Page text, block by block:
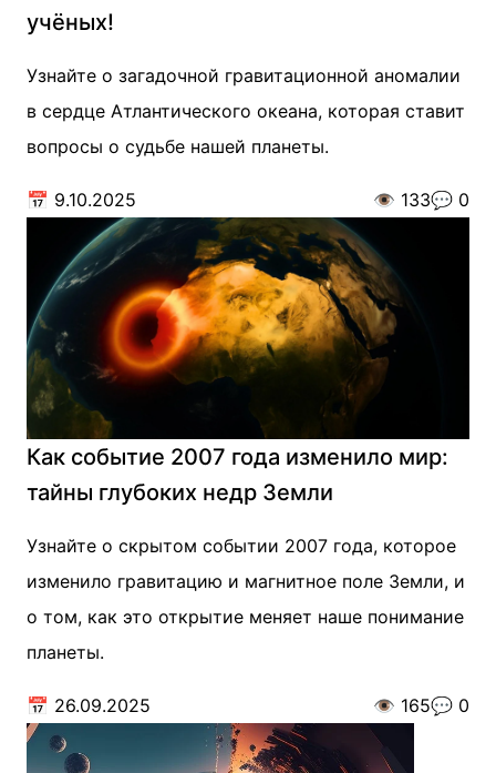
учёных!
Узнайте о загадочной гравитационной аномалии
в сердце Атлантического океана, которая ставит
вопросы о судьбе нашей планеты.
📅 9.10.2025 👁️ 133💬 0
Как событие 2007 года изменило мир:
тайны глубоких недр Земли
Узнайте о скрытом событии 2007 года, которое
изменило гравитацию и магнитное поле Земли, и
о том, как это открытие меняет наше понимание
планеты.
📅 26.09.2025 👁️ 165💬 0